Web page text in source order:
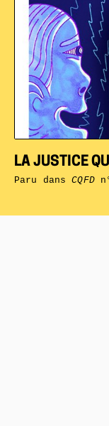
LA JUSTICE
Paru dansCQFD